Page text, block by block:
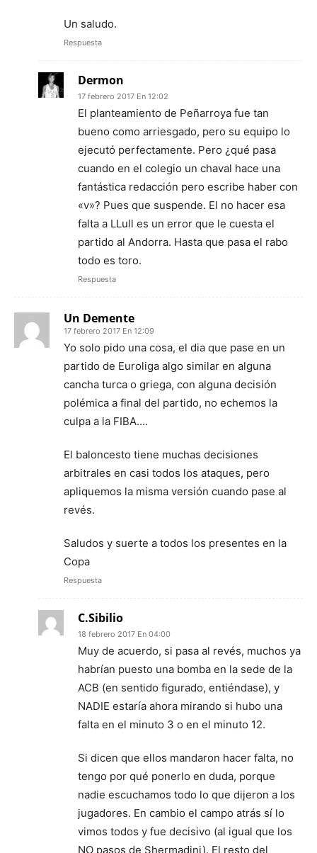
Un saludo.
Respuesta
Dermon
17 febrero 2017 En 12:02
El planteamiento de Peñarroya fue tan
bueno como arriesgado, pero su equipo lo
ejecutó perfectamente. Pero ¿qué pasa
cuando en el colegio un chaval hace una
fantástica redacción pero escribe haber con
«v»? Pues que suspende. El no hacer esa
falta a LLull es un error que le cuesta el
partido al Andorra. Hasta que pasa el rabo
todo es toro.
Respuesta
Un Demente
17 febrero 2017 En 12:09
Yo solo pido una cosa, el dia que pase en un
partido de Euroliga algo similar en alguna
cancha turca o griega, con alguna decisión
polémica a final del partido, no echemos la
culpa a la FIBA….
El baloncesto tiene muchas decisiones
arbitrales en casi todos los ataques, pero
apliquemos la misma versión cuando pase al
revés.
Saludos y suerte a todos los presentes en la
Copa
Respuesta
C.Sibilio
18 febrero 2017 En 04:00
Muy de acuerdo, si pasa al revés, muchos ya
habrían puesto una bomba en la sede de la
ACB (en sentido figurado, entiéndase), y
NADIE estaría ahora mirando si hubo una
falta en el minuto 3 o en el minuto 12.
Si dicen que ellos mandaron hacer falta, no
tengo por qué ponerlo en duda, porque
nadie escuchamos todo lo que dijeron a los
jugadores. En cambio el campo atrás sí lo
vimos todos y fue decisivo (al igual que los
NO pasos de Shermadini). El resto del